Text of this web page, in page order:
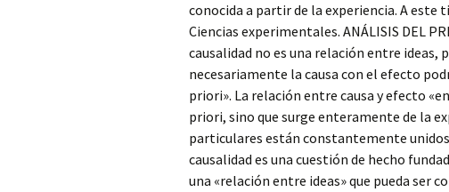
conocida a partir de la experiencia. A este
Ciencias experimentales. ANÁLISIS DEL
causalidad no es una relación entre ideas,
necesariamente la causa con el efecto
priori». La relación entre causa y efecto
priori, sino que surge enteramente de la
particulares están constantemente
causalidad es una cuestión de hecho
una «relación entre ideas» que pueda ser